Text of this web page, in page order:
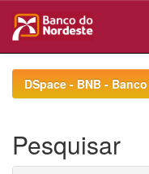
navigationDSpace - BNB -
Pesquisar